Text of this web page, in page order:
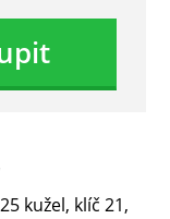
kužel, klíč 21,